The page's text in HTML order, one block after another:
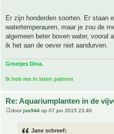
Er zijn honderden soorten. Er staan
watertemperauren, maar je zou de
algemeen beter boven water, vooral
ik het aan de oever niet aandurven.
Groetjes Dina.
Ik heb me in laten palmen
Re: Aquariumplanten in de
doorjos944 op 07 jun 2015 23:40
Jane schreef: